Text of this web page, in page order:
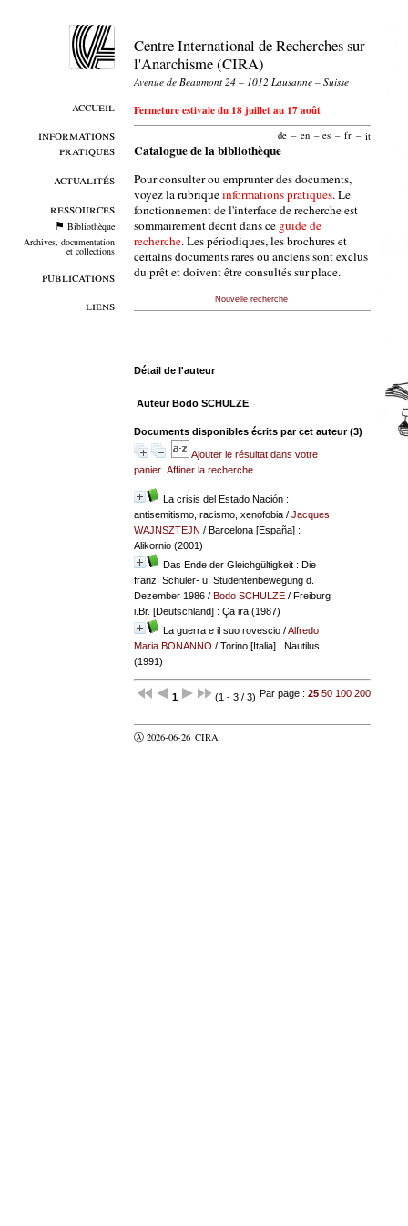
accueil
informations
pratiques
actualités
ressources
Bibliothèque
Archives, documentation
et collections
publications
liens
Centre International de Recherches sur
l'Anarchisme (CIRA)
Avenue de Beaumont 24 – 1012 Lausanne – Suisse
Fermeture estivale du 18 juillet au 17 août
de – en – es – fr – it
Catalogue de la bibliothèque
Pour consulter ou emprunter des documents,
voyez la rubriqueinformations pratiques. Le
fonctionnement de l'interface de recherche est
sommairement décrit dans ce guide de
recherche. Les périodiques, les brochures et
certains documents rares ou anciens sont exclus
du prêt et doivent être consultés sur place.
Nouvelle recherche
Détail de l'auteur
Auteur Bodo SCHULZE
Documents disponibles écrits par cet auteur (3)
Ajouter le résultat dans votre
panier Affiner la recherche
La crisis del Estado Nación :
antisemitismo, racismo, xenofobia/ Jacques
WAJNSZTEJN / Barcelona [España] :
Alikornio (2001)
Das Ende der Gleichgültigkeit : Die
franz. Schüler- u. Studentenbewegung d.
Dezember 1986/ Bodo SCHULZE/ Freiburg
i.Br. [Deutschland] : Ça ira (1987)
La guerra e il suo rovescio/Alfredo
Maria BONANNO / Torino [Italia] : Nautilus
(1991)
1 (1 - 3 / 3) Par page : 25 50 100 200
Ⓐ 2026-06-26 CIRA